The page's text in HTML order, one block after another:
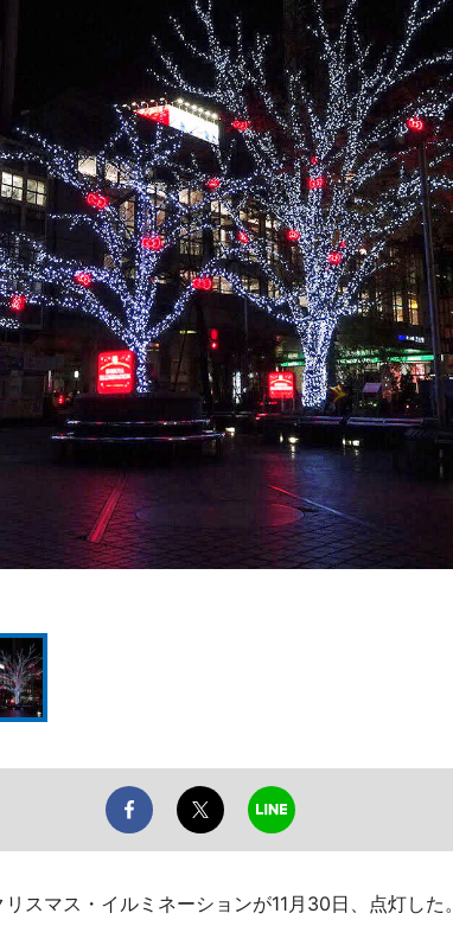
スマス・イルミネーションが11月30日、点灯した。